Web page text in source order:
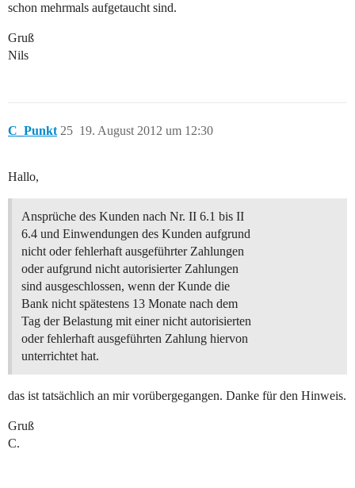
schon mehrmals aufgetaucht sind.
Gruß
Nils
C_Punkt 19. August 2012 um 12:30
25
Hallo,
Ansprüche des Kunden nach Nr. II 6.1 bis II
6.4 und Einwendungen des Kunden aufgrund
nicht oder fehlerhaft ausgeführter Zahlungen
oder aufgrund nicht autorisierter Zahlungen
sind ausgeschlossen, wenn der Kunde die
Bank nicht spätestens 13 Monate nach dem
Tag der Belastung mit einer nicht autorisierten
oder fehlerhaft ausgeführten Zahlung hiervon
unterrichtet hat.
das ist tatsächlich an mir vorübergegangen. Danke für den Hinweis.
Gruß
C.